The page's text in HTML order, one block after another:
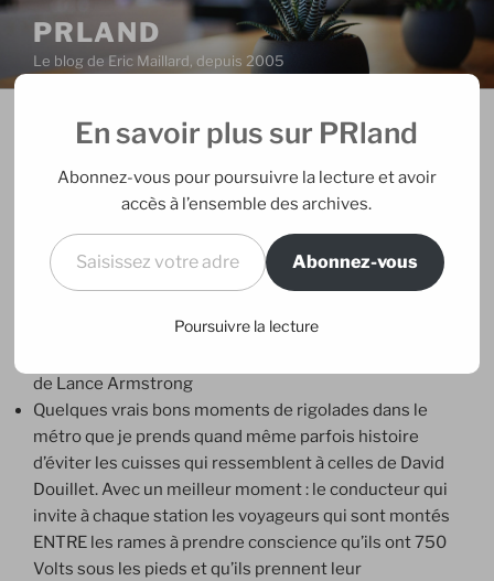
Aller
contenu
principal
PRLAND
Le blog de Eric Maillard, depuis 2005
PUBLIÉ
21/11/2007PARERIC
Une merveilleuse semaine
m’offre plein de beaux moments, comme ça, sans rien
demander en retour, cadeau de la vie.
En vélo presque tous les jours, avec plein de nouveaux
de Lance Armstrong
Quelques vrais bons moments de rigolades dans le
métro que je prends quand même parfois histoire
d’éviter les cuisses qui ressemblent à celles de David
Douillet. Avec un meilleur moment : le conducteur qui
invite à chaque station les voyageurs qui sont montés
ENTRE les rames à prendre conscience qu’ils ont 750
Volts sous les pieds et qu’ils prennent leur
En savoir plus sur PRland
Abonnez-vous pour poursuivre la lecture et avoir
accès à l’ensemble des archives.
Saisissez votre adresse e-mail…
Abonnez-vous
Poursuivre la lecture